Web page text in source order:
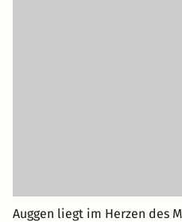
Auggen liegt im Herzen des